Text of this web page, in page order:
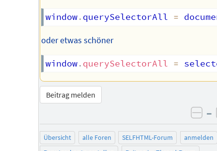
window. querySelectorAll =
oder etwas schöner
window. querySelectorAll =
Beitrag melden
–
Übersicht alle Foren SELFHTML-Forum
anmelden